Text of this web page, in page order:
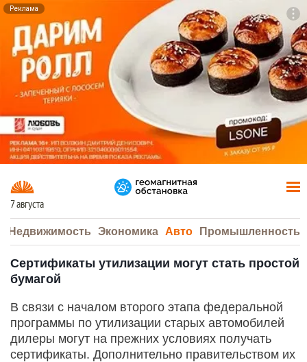
Реклама
7 августа
Недвижимость Экономика Авто Промышленность
Сертификаты утилизации могут стать простой
бумагой
В связи с началом второго этапа федеральной
программы по утилизации старых автомобилей
дилеры могут на прежних условиях получать
сертификаты. Дополнительно правительством их